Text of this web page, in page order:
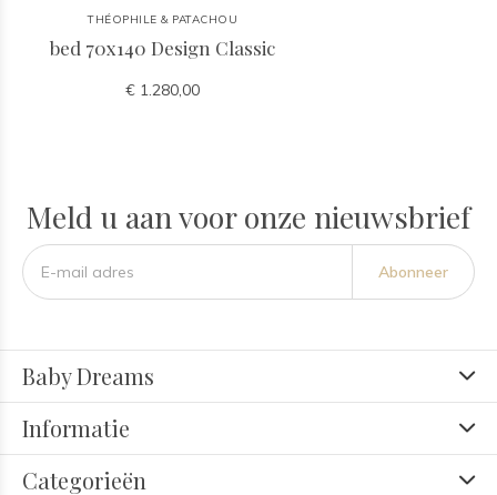
THÉOPHILE & PATACHOU
bed 70x140 Design Classic
€ 1.280,00
Meld u aan voor onze nieuwsbrief
Abonneer
Baby Dreams
Informatie
Categorieën